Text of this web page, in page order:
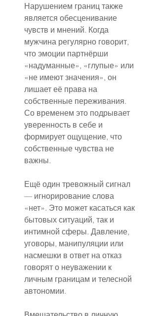
Нарушением границ также
является обесценивание
чувств и мнений. Когда
мужчина регулярно говорит,
что эмоции партнёрши
«надуманные», «глупые» или
«не имеют значения», он
лишает её права на
собственные переживания.
Со временем это подрывает
уверенность в себе и
формирует ощущение, что
собственные чувства не
важны.
Ещё один тревожный сигнал
— игнорирование слова
«нет». Это может касаться как
бытовых ситуаций, так и
интимной сферы. Давление,
уговоры, манипуляции или
насмешки в ответ на отказ
говорят о неуважении к
личным границам и телесной
автономии.